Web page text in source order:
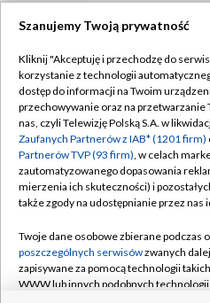
Biuro
Oferta
Telegazeta
Rada
Ogłoszenia
Polityka
Moje
Biuro
©2026 Telewizja Polska
Szanujemy Twoją prywatność
Kliknij "Akceptuję i przechodzę do
korzystanie z technologii
dostęp do informacji na Twoim
przechowywanie oraz na przetwarzanie
nas, czyli Telewizję Polską S.A. w
Zaufanych Partnerów z IAB* (1201 firm)
Partnerów TVP (93 firm), w celach
zautomatyzowanego dopasowania
mierzenia ich skuteczności) i
także zgody na udostępnianie przez nas
Twoje dane osobowe zbierane podczas
poszczególnych serwisówzwanych
zapisywane za pomocą technologii
WWW lub innych podobnych